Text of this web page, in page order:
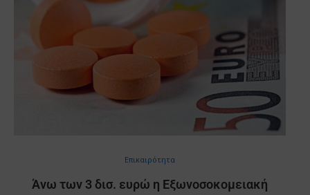
Επικαιρότητα
Άνω των 3 δισ. ευρώ η Εξωνοσοκομειακή